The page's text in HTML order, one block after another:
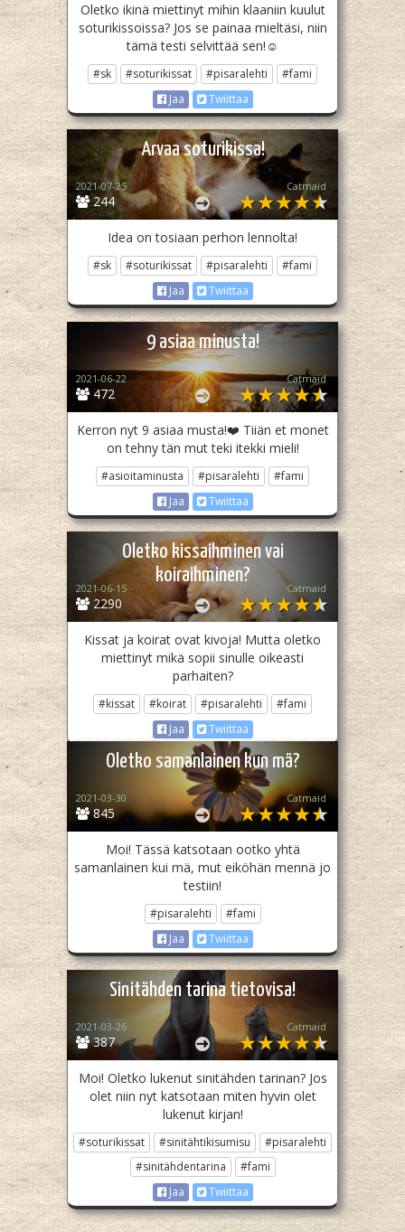
Oletko ikinä miettinyt mihin klaaniin kuulut
soturikissoissa? Jos se painaa mieltäsi, niin
tämä testi selvittää sen!☺️
#sk #soturikissat #pisaralehti
#fami
Jaa
Twiittaa
Arvaa soturikissa!
244
2021-07-25 Catmaid
Idea on tosiaan perhon lennolta!
#sk #soturikissat #pisaralehti
#fami
Jaa
Twiittaa
9 asiaa minusta!
472
2021-06-22 Catmaid
Kerron nyt 9 asiaa musta!❤️ Tiiän et monet
on tehny tän mut teki itekki mieli!
#asioitaminusta #pisaralehti
#fami
Jaa
Twiittaa
Oletko kissaihminen vai
koiraihminen?
2290
2021-06-15 Catmaid
Kissat ja koirat ovat kivoja! Mutta oletko
miettinyt mikä sopii sinulle oikeasti
parhaiten?
#kissat #koirat #pisaralehti
#fami
Jaa
Twiittaa
Oletko samanlainen kun mä?
845
2021-03-30 Catmaid
Moi! Tässä katsotaan ootko yhtä
samanlainen kui mä, mut eiköhän mennä jo
testiin!
#pisaralehti
#fami
Jaa
Twiittaa
Sinitähden tarina tietovisa!
387
2021-03-26 Catmaid
Moi! Oletko lukenut sinitähden tarinan? Jos
olet niin nyt katsotaan miten hyvin olet
lukenut kirjan!
#soturikissat #sinitähtikisumisu
#pisaralehti
#sinitähdentarina
#fami
Jaa
Twiittaa